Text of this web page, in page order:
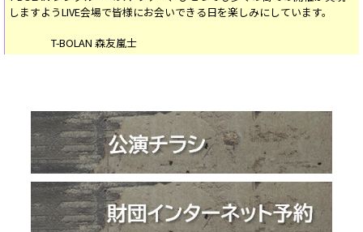
しますようLIVE会場で皆様にお会いできる日を楽しみにしています。
T-BOLAN 森友嵐士